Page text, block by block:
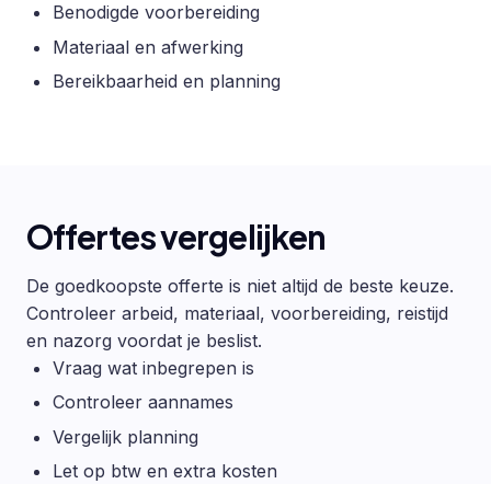
Benodigde voorbereiding
Materiaal en afwerking
Bereikbaarheid en planning
Offertes vergelijken
De goedkoopste offerte is niet altijd de beste keuze.
Controleer arbeid, materiaal, voorbereiding, reistijd
en nazorg voordat je beslist.
Vraag wat inbegrepen is
Controleer aannames
Vergelijk planning
Let op btw en extra kosten